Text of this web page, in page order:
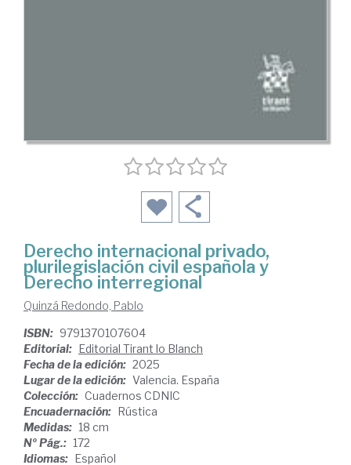
Derecho internacional privado,
plurilegislación civil española y
Derecho interregional
Quinzá Redondo, Pablo
ISBN: 9791370107604
Editorial:
Editorial Tirant lo Blanch
Fecha de la edición: 2025
Lugar de la edición: Valencia. España
Colección: Cuadernos CDNIC
Encuadernación:
Rústica
Medidas: 18 cm
Nº Pág.: 172
Idiomas:
Español